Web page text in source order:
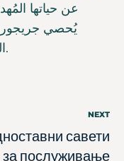
عن حياتها
يُحصي
المبلغ المطلوب لسداد دين العميد.
NEXT
савети